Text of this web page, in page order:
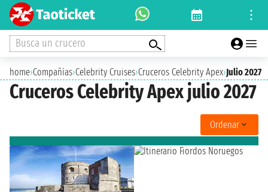
Busca un crucero
home›Compañías›Celebrity Cruises›Cruceros Celebrity Apex›Julio 2027
Cruceros Celebrity Apex julio 2027
Ordenar